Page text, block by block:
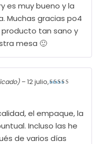
es muy bueno y la
Muchas gracias po4
tan sano y
mesa 🙂
– 12 julio,
el empaque, la
Incluso las he
de varios días